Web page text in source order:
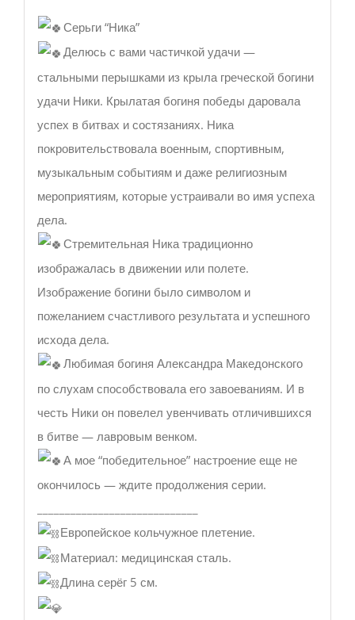
Серьги “Ника”
Делюсь с вами частичкой удачи —
стальными перышками из крыла греческой богини
удачи Ники. Крылатая богиня победы даровала
успех в битвах и состязаниях. Ника
покровительствовала военным, спортивным,
музыкальным событиям и даже религиозным
мероприятиям, которые устраивали во имя успеха
дела.
Стремительная Ника традиционно
изображалась в движении или полете.
Изображение богини было символом и
пожеланием счастливого результата и успешного
исхода дела.
Любимая богиня Александра Македонского
по слухам способствовала его завоеваниям. И в
честь Ники он повелел увенчивать отличившихся
в битве — лавровым венком.
А мое “победительное” настроение еще не
окончилось — ждите продолжения серии.
Европейское кольчужное плетение.
Материал: медицинская сталь.
Длина серёг 5 см.